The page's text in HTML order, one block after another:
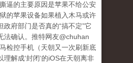
逼的主要原因是苹果不给公安
的苹果设备如果植入木马或许
政府部门是否真的“搞不定”它
法确认。推特网友@chuhan
检控手机（天朝又一次刷新底
解成‘封闭‘的iOS在天朝离非